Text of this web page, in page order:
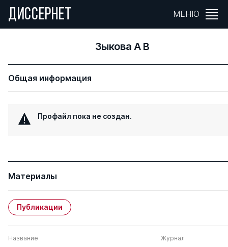
ДИССЕРНЕТ МЕНЮ
Зыкова А В
Общая информация
Профайл пока не создан.
Материалы
Публикации
Название Журнал